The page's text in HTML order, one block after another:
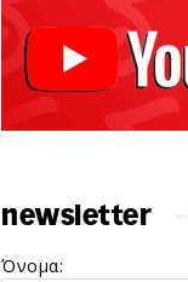
newsletter
Όνομα: